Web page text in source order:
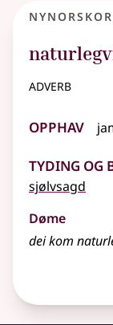
adverb
Opphav
Tyding og
sjølvsagd
Døme
dei kom